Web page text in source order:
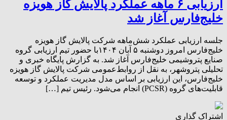
ارزیابی ۶ ماهه عملکرد پالایش گاز هویزه
خلیج‌فارس آغاز شد
جلسه ارزیابی عملکرد شش‌ماهه شرکت پالایش گاز هویزه
خلیج‌فارس امروز دوشنبه ۵ آبان ۱۴۰۴با حضور تیم ارزیابی گروه
صنایع پتروشیمی خلیج‌فارس آغاز شد. به گزارش پایگاه خبری و
تحلیلی پتروشهر، به نقل از روابط‌عمومی شرکت پالایش گاز هویزه
خلیج‌فارس، این ارزیابی بر اساس مدل مدیریت عملکرد و توسعه
قابلیت‌های گروه (PCSR) انجام می‌شود. رئیس تیم […]
اشتراک گذاری